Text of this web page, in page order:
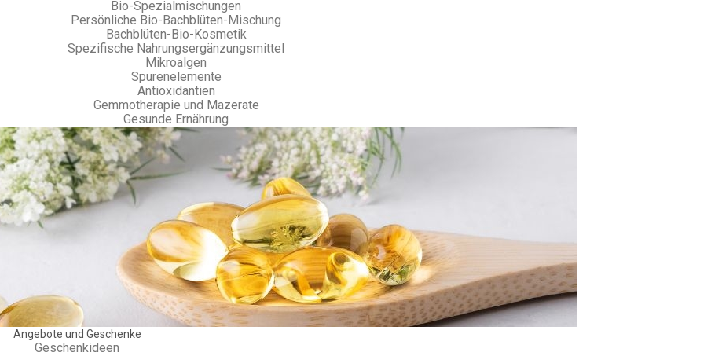
Bio-Spezialmischungen
Persönliche Bio-Bachblüten-Mischung
Bachblüten-Bio-Kosmetik
Spezifische Nahrungsergänzungsmittel
Mikroalgen
Spurenelemente
Antioxidantien
Gemmotherapie und Mazerate
Gesunde Ernährung
Angebote und Geschenke
Geschenkideen